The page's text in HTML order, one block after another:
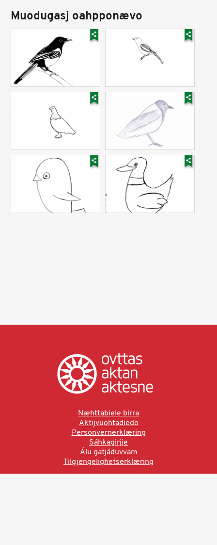
Muodugasj oahpponævo
Næhttabiele birra
Aktijvuohtadiedo
Personvernerklæring
Sáhkagirjje
Álu gatjáduvvam
Tilgjengelighetserklæring